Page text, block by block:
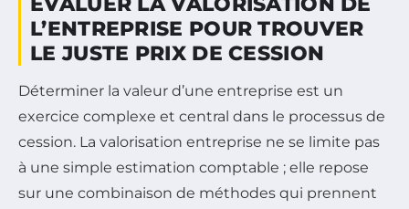
L’ENTREPRISE POUR TROUVER
LE JUSTE PRIX DE CESSION
Déterminer la valeur d’une entreprise est un
exercice complexe et central dans le processus de
cession. La valorisation entreprise ne se limite pas
à une simple estimation comptable ; elle repose
sur une combinaison de méthodes qui prennent